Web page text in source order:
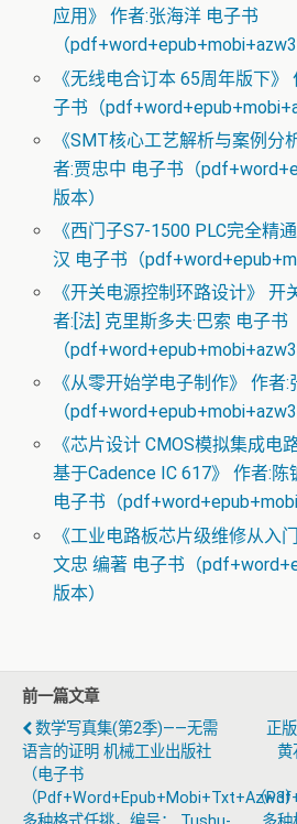
应用》 作者:张海洋 电子书
（pdf+word+epub+mobi+azw3
《无线电合订本 65周年版下
子书（
《SMT核心工艺解析与案例分
者:贾忠中 电子书（
版本）
《西门子S7-1500 PLC完全精
汉 电子书（
《开关电源控制环路设计》 开
者:[法] 克里斯多夫·巴索 电子书
（pdf+word+epub+mobi+azw3
《从零开始学电子制作》 作者
（pdf+word+epub+mobi+azw3
《芯片设计 CMOS模拟集成电
基于Cadence IC 617》 作者:
电子书（
《工业电路板芯片级维修从入
文忠 编著 电子书（
版本）
前一篇文章
数学写真集(第2季)——无需
语言的证明 机械工业出版社
（电子书
（pdf+word+epub+mobi+txt+azw3
正
黄
（